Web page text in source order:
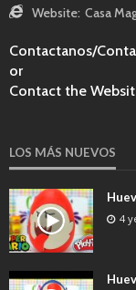
Website: Casa
Contactanos/
or
Contact the
LOS MÁS NUEVOS
4